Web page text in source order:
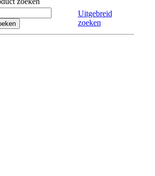
Uitgebreid
zoeken